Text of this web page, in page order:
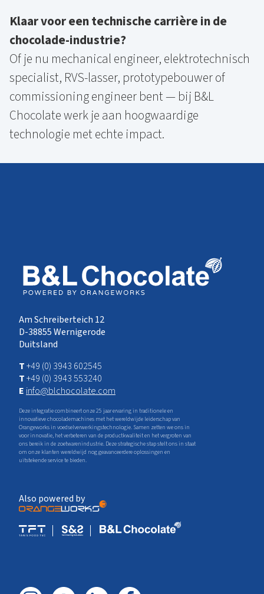
Klaar voor een technische carrière in de
chocolade-industrie?
Of je nu mechanical engineer, elektrotechnisch
specialist, RVS-lasser, prototypebouwer of
commissioning engineer bent — bij B&L
Chocolate werk je aan hoogwaardige
technologie met echte impact.
Am Schreiberteich 12
D-38855 Wernigerode
Duitsland
T+49 (0) 3943 602545
T+49 (0) 3943 553240
E info@blchocolate.com
Deze integratie combineert onze 25 jaar ervaring in traditionele en
innovatieve chocolademachines met het wereldwijde leiderschap van
Orangeworks in voedselverwerkingstechnologie. Samen zetten we ons in
voor innovatie, het verbeteren van de productkwaliteit en het vergroten van
ons bereik in de zoetwarenindustrie. Deze strategische stap stelt ons in staat
om onze klanten wereldwijd nog geavanceerdere oplossingen en
uitstekende service te bieden.
Also powered by